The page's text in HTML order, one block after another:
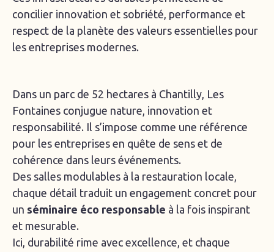
concilier innovation et sobriété, performance et
respect de la planète des valeurs essentielles pour
les entreprises modernes.
Dans un parc de 52 hectares à Chantilly, Les
Fontaines conjugue nature, innovation et
responsabilité. Il s’impose comme une référence
pour les entreprises en quête de sens et de
cohérence dans leurs événements.
Des salles modulables à la restauration locale,
chaque détail traduit un engagement concret pour
un séminaire éco responsable à la fois inspirant
et mesurable.
Ici, durabilité rime avec excellence, et chaque